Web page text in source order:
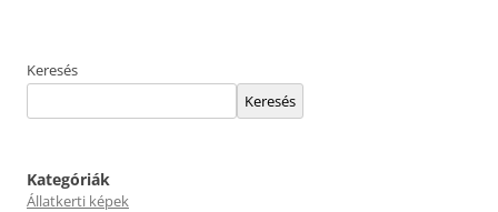
Keresés
Keresés
Kategóriák
Állatkerti képek